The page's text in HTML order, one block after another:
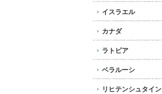
イスラエル
カナダ
ラトビア
ベラルーシ
リヒテンシュタイン